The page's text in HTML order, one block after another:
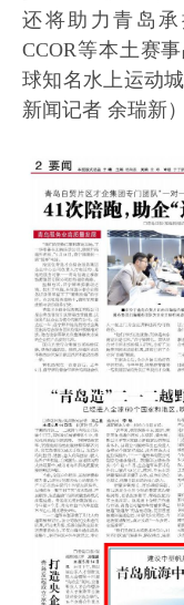
还将助力青岛
CCOR等本土赛
球知名水上运动
新闻记者 余瑞新）